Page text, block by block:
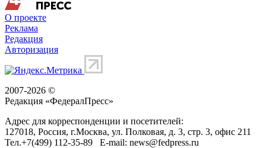
О проекте
Реклама
Редакция
Авторизация
2007-2026 ©
Редакция «ФедералПресс»
Адрес для корреспонденции и посетителей:
127018, Россия, г.Москва, ул. Полковая, д. 3, стр. 3, офис 211
Тел.+7(499) 112-35-89 E-mail: news@fedpress.ru